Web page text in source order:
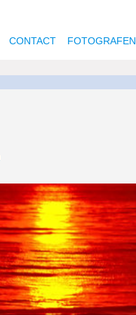
CONTACT FOTOGRAFEN